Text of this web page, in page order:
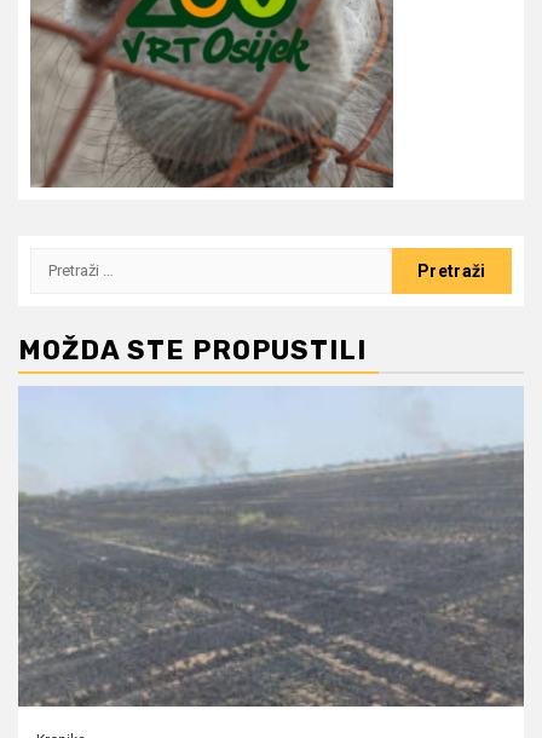
Pretraži:
MOŽDA STE PROPUSTILI